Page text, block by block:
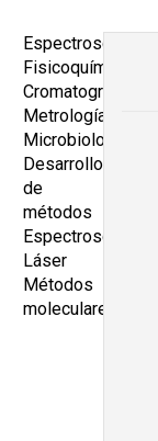
Espectroscopía
Fisicoquímicos
Cromatografía
Metrología
Microbiología
Desarrollo
de
métodos
Espectroscopía
Láser
Métodos
moleculares